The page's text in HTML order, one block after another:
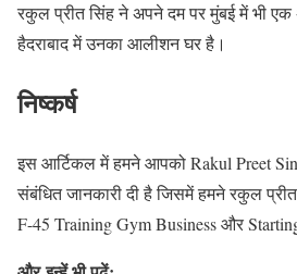
रकुल प्रीत सिंह ने अपने दम पर मुंबई में भी एक
हैदराबाद में उनका आलीशन घर है।
निष्कर्ष
इस आर्टिकल में हमने आपको Rakul Preet
संबंधित जानकारी दी है जिसमें हमने रकुल
F-45 Training Gym Business और